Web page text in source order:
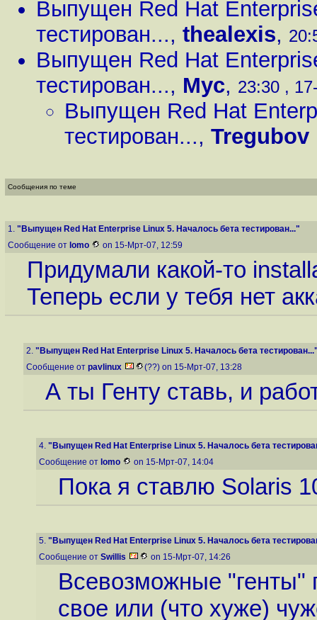
Выпущен Red Hat
тестирован..., thealexis,
Выпущен Red Hat
тестирован..., Myc, 23:30 ,
Выпущен Red Hat
тестирован..., Tregubov
Сообщения по теме
1. "Выпущен Red Hat Enterprise Linux 5. Началось бета тестирован..."
Сообщение от lomo on 15-Мрт-07, 12:59
Придумали какой-то
Теперь если у тебя нет
2. "Выпущен Red Hat Enterprise Linux 5. Началось бета
Сообщение от pavlinux (??) on 15-Мрт-07, 13:28
А ты Генту ставь, и
4. "Выпущен Red Hat Enterprise Linux 5. Началось бета
Сообщение от lomo on 15-Мрт-07, 14:04
Пока я ставлю Solaris
5. "Выпущен Red Hat Enterprise Linux 5. Началось бета
Сообщение от Swillis on 15-Мрт-07, 14:26
Всевозможные "генты"
свое или (что хуже)